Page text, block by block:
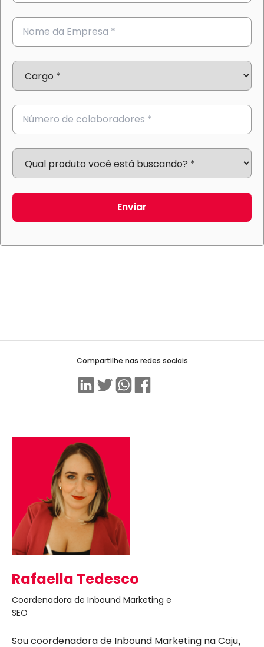
Enviar
Compartilhe nas redes sociais
LinkedinTwitterWhatsApp
Facebook
Rafaella Tedesco
Coordenadora de Inbound Marketing e
SEO
Sou coordenadora de Inbound Marketing na Caju,